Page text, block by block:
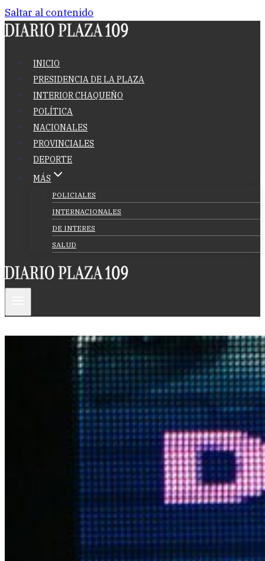
Saltar al contenido
INICIO
PRESIDENCIA DE LA PLAZA
INTERIOR CHAQUEÑO
POLÍTICA
NACIONALES
PROVINCIALES
DEPORTE
MÁS
POLICIALES
INTERNACIONALES
DE INTERES
SALUD